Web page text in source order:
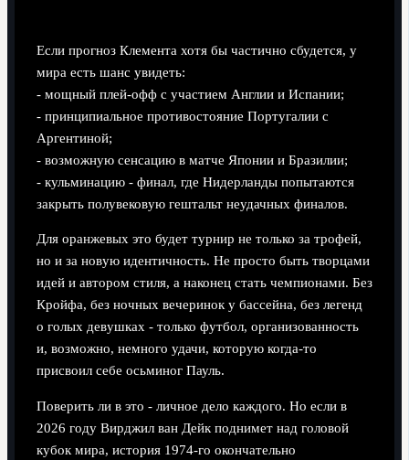
Если прогноз Клемента хотя бы частично сбудется, у
мира есть шанс увидеть:
- мощный плей-офф с участием Англии и Испании;
- принципиальное противостояние Португалии с
Аргентиной;
- возможную сенсацию в матче Японии и Бразилии;
- кульминацию - финал, где Нидерланды попытаются
закрыть полувековую гештальт неудачных финалов.
Для оранжевых это будет турнир не только за трофей,
но и за новую идентичность. Не просто быть творцами
идей и автором стиля, а наконец стать чемпионами. Без
Кройфа, без ночных вечеринок у бассейна, без легенд
о голых девушках - только футбол, организованность
и, возможно, немного удачи, которую когда-то
присвоил себе осьминог Пауль.
Поверить ли в это - личное дело каждого. Но если в
2026 году Вирджил ван Дейк поднимет над головой
кубок мира, история 1974-го окончательно